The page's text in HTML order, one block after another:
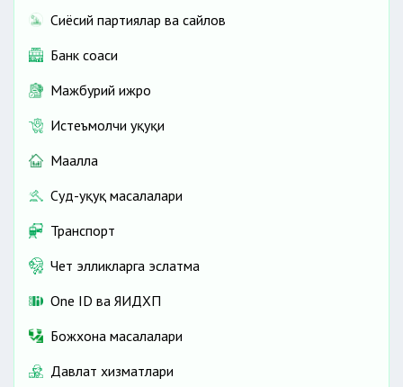
Сиёсий партиялар ва сайлов
Банк соҳаси
Мажбурий ижро
Истеъмолчи ҳуқуқи
Маҳалла
Суд-ҳуқуқ масалалари
Транспорт
Чет элликларга эслатма
One ID ва ЯИДХП
Божхона масалалари
Давлат хизматлари